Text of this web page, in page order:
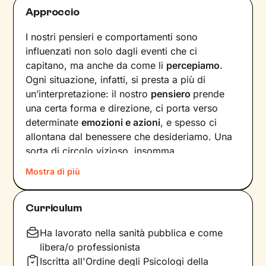
Approccio
I nostri pensieri e comportamenti sono
influenzati non solo dagli eventi che ci
capitano, ma anche da come li percepiamo.
Ogni situazione, infatti, si presta a più di
un’interpretazione: il nostro pensiero prende
una certa forma e direzione, ci porta verso
determinateemozioni e azioni, e spesso ci
allontana dal benessere che desideriamo. Una
sorta di circolo vizioso, insomma.
Si può interrompere questo circuito,
innescando uncambiamento che porti a una
maggiore serenità
comportamenti che lo generano.
Il mio compito sarà quello di accompagnarti in
Mostra di più
Curriculum
Ha lavorato nella sanità pubblica e come
libera/o professionista
Iscritta all'Ordine degli Psicologi della